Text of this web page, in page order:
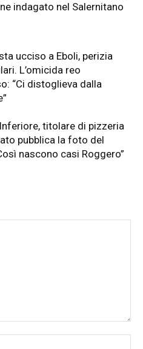
indagato nel Salernitano
ucciso a Eboli, perizia
L’omicida reo
“Ci distoglieva dalla
titolare di pizzeria
pubblica la foto del
nascono casi Roggero”